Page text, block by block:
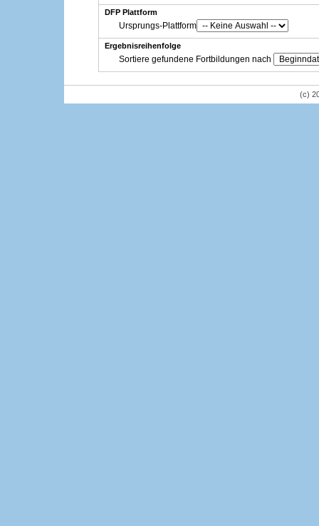
DFP Plattform
Ursprungs-Plattform
Ergebnisreihenfolge
Sortiere gefundene Fortbildungen nach
(c)